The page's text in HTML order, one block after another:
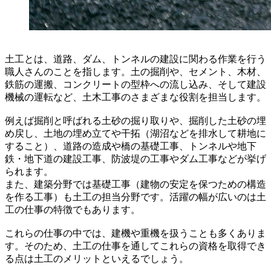
土工とは、道路、ダム、トンネルの建設に関わる作業を行う
職人さんのことを指します。土の掘削や、セメント、木材、
鉄筋の運搬、コンクリートの型枠への流し込み、そして建設
機械の運転など、土木工事のさまざまな役割を担当します。
例えば掘削と呼ばれる土砂の掘り取りや、掘削した土砂の埋
め戻し、土地の埋め立てや干拓（湖沼などを排水して耕地に
すること）、道路の造成や橋の基礎工事、トンネルや地下
鉄・地下道の建設工事、防波堤の工事やダム工事などが挙げ
られます。
また、建築分野では基礎工事（建物の安定を保つための構造
を作る工事）も土工の担当分野です。活躍の幅が広いのは土
工の仕事の特徴でもあります。
これらの仕事の中では、建機や重機を扱うことも多くありま
す。そのため、土工の仕事を通してこれらの資格を取得でき
る点は土工のメリットといえるでしょう。